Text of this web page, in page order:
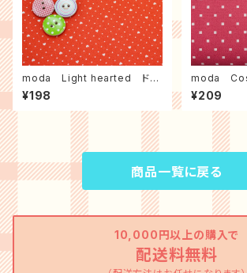
moda Light hearted ドッ
トハート（レッド）
¥198
moda
アドット（ロー
¥209
商品一覧に戻る
10,000円以上の購入で
配送料無料